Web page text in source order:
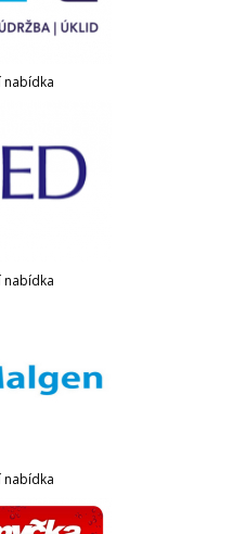
nabídka
nabídka
nabídka